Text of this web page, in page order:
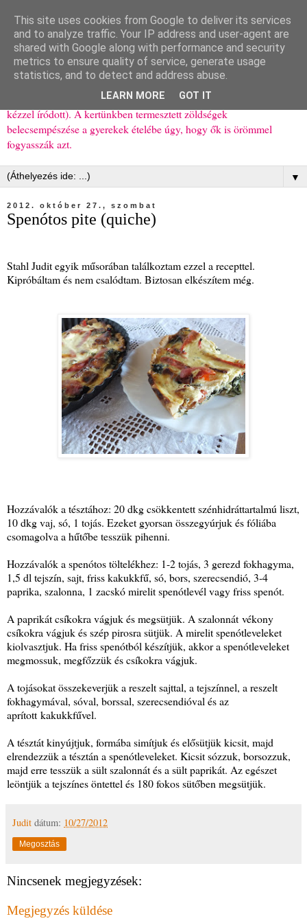
Ízőrző
Kisgyerekes család kipróbált, többnyire egészséges ételeket
bemutató receptjei a mindennapokra (mert a papírfecniket folyton
elhagyom) és gyerekeimnek ajándékba (mint régen, csak ez nem
kézzel íródott). A kertünkben termesztett zöldségek
belecsempészése a gyerekek ételébe úgy, hogy ők is örömmel
fogyasszák azt.
▼
2012. október 27., szombat
Spenótos pite (quiche)
Stahl Judit egyik műsorában találkoztam ezzel a recepttel.
Kipróbáltam és nem csalódtam. Biztosan elkészítem még.
Hozzávalók a tésztához: 20 dkg csökkentett szénhidráttartalmú liszt,
10 dkg vaj, só, 1 tojás. Ezeket gyorsan összegyúrjuk és fóliába
csomagolva a hűtőbe tesszük pihenni.
Hozzávalók a spenótos töltelékhez: 1-2 tojás, 3 gerezd fokhagyma,
1,5 dl tejszín, sajt, friss kakukkfű, só, bors, szerecsendió, 3-4
paprika, szalonna, 1 zacskó mirelit spenótlevél vagy friss spenót.
A paprikát csíkokra vágjuk és megsütjük. A szalonnát vékony
csíkokra vágjuk és szép pirosra sütjük. A mirelit spenótleveleket
kiolvasztjuk. Ha friss spenótból készítjük, akkor a spenótleveleket
megmossuk, megfőzzük és csíkokra vágjuk.
A tojásokat összekeverjük a reszelt sajttal, a tejszínnel, a reszelt
fokhagymával, sóval, borssal, szerecsendióval és az
aprított kakukkfűvel.
A tésztát kinyújtjuk, formába simítjuk és elősütjük kicsit, majd
elrendezzük a tésztán a spenótleveleket. Kicsit sózzuk, borsozzuk,
majd erre tesszük a sült szalonnát és a sült paprikát. Az egészet
leöntjük a tejszínes öntettel és 180 fokos sütőben megsütjük.
Judit dátum: 10/27/2012
Megosztás
Nincsenek megjegyzések:
Megjegyzés küldése
This site uses cookies from Google to deliver its services
and to analyze traffic. Your IP address and user-agent are
shared with Google along with performance and security
metrics to ensure quality of service, generate usage
statistics, and to detect and address abuse.
LEARN MORE GOT IT